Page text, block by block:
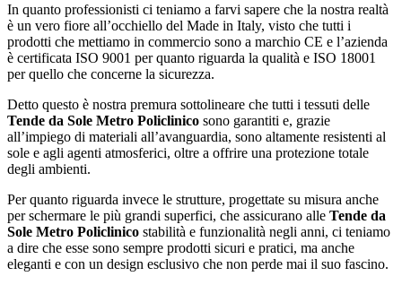
In quanto professionisti ci teniamo a farvi sapere che la nostra realtà
è un vero fiore all’occhiello del Made in Italy, visto che tutti i
prodotti che mettiamo in commercio sono a marchio CE e l’azienda
è certificata ISO 9001 per quanto riguarda la qualità e ISO 18001
per quello che concerne la sicurezza.
Detto questo è nostra premura sottolineare che tutti i tessuti delle
Tende da Sole Metro Policlinico sono garantiti e, grazie
all’impiego di materiali all’avanguardia, sono altamente resistenti al
sole e agli agenti atmosferici, oltre a offrire una protezione totale
degli ambienti.
Per quanto riguarda invece le strutture, progettate su misura anche
per schermare le più grandi superfici, che assicurano alle Tende da
Sole Metro Policlinico stabilità e funzionalità negli anni, ci teniamo
a dire che esse sono sempre prodotti sicuri e pratici, ma anche
eleganti e con un design esclusivo che non perde mai il suo fascino.